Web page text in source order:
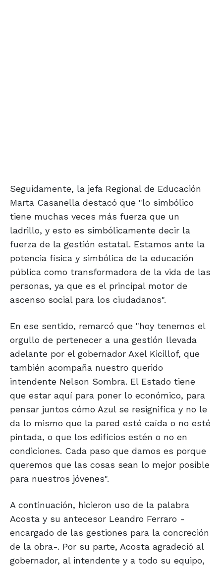
Seguidamente, la jefa Regional de Educación
Marta Casanella destacó que "lo simbólico
tiene muchas veces más fuerza que un
ladrillo, y esto es simbólicamente decir la
fuerza de la gestión estatal. Estamos ante la
potencia física y simbólica de la educación
pública como transformadora de la vida de las
personas, ya que es el principal motor de
ascenso social para los ciudadanos".
En ese sentido, remarcó que "hoy tenemos el
orgullo de pertenecer a una gestión llevada
adelante por el gobernador Axel Kicillof, que
también acompaña nuestro querido
intendente Nelson Sombra. El Estado tiene
que estar aquí para poner lo económico, para
pensar juntos cómo Azul se resignifica y no le
da lo mismo que la pared esté caída o no esté
pintada, o que los edificios estén o no en
condiciones. Cada paso que damos es porque
queremos que las cosas sean lo mejor posible
para nuestros jóvenes".
A continuación, hicieron uso de la palabra
Acosta y su antecesor Leandro Ferraro -
encargado de las gestiones para la concreción
de la obra-. Por su parte, Acosta agradeció al
gobernador, al intendente y a todo su equipo,